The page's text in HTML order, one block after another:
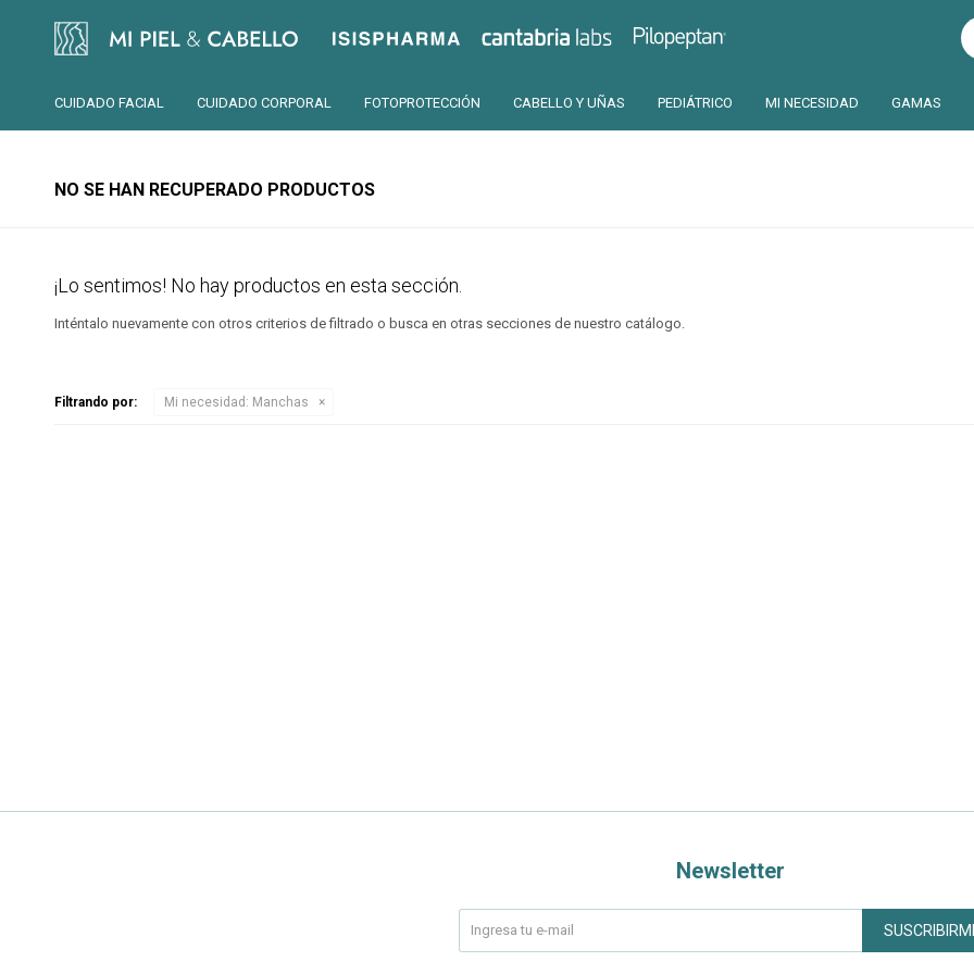
CUIDADO FACIAL CUIDADO CORPORAL FOTOPROTECCIÓN CABELLO Y UÑAS PEDIÁTRICO MI NECESIDAD GAMAS
Isispharma Cantabria Pilopeptan
NO SE HAN RECUPERADO PRODUCTOS
¡Lo sentimos! No hay productos en esta sección.
Inténtalo nuevamente con otros criterios de filtrado o busca en otras secciones de nuestro catálogo.
Filtrando por: Mi necesidad: Manchas
Newsletter